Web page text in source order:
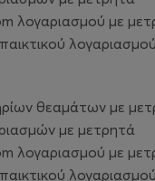
λογαριασμού με
θεαμάτων με
με μετρητά
λογαριασμού με